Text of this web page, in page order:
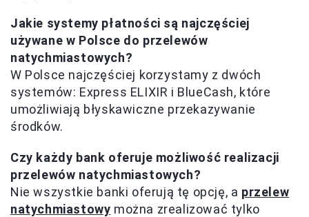
Jakie systemy płatności są najczęściej
używane w Polsce do przelewów
natychmiastowych?
W Polsce najczęściej korzystamy z dwóch
systemów: Express ELIXIR i BlueCash, które
umożliwiają błyskawiczne przekazywanie
środków.
Czy każdy bank oferuje możliwość realizacji
przelewów natychmiastowych?
Nie wszystkie banki oferują tę opcję, a przelew
natychmiastowy można zrealizować tylko